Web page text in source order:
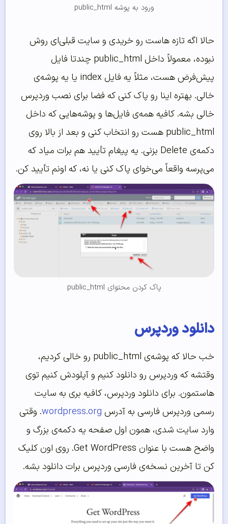
ورود به پوشه public_html
حالا اگه تازه هاست رو خریدی و سایت قبلی‌ای روش
نبوده، معمولاً داخل public_html چندتا فایل
پیش‌فرض هست، مثلاً یه فایل index یا یه پوشه‌ی
خالی. بهتره اینا رو پاک کنی که فضا برای نصب وردپرس
خالی بشه. کافیه همه‌ی فایل‌ها و پوشه‌هایی که داخل
public_html هست رو انتخاب کنی و بعد از بالا روی
دکمه‌ی Delete بزنی. یه پیغام تأیید هم برات میاد که
می‌پرسه واقعاً می‌خوای پاک کنی یا نه، که اونم تأیید کن.
پاک کردن محتوای public_html
دانلود وردپرس
خب حالا که پوشه‌ی public_html رو خالی کردیم،
وقتشه که وردپرس رو دانلود کنیم و آپلودش کنیم توی
هاستمون. برای دانلود وردپرس، کافیه بری به سایت
رسمی وردپرس فارسی به آدرس wordpress.org. وقتی
وارد سایت شدی، همون اول صفحه یه دکمه‌ی بزرگ و
واضح هست با عنوان Get WordPress. روی اون کلیک
کن تا آخرین نسخه‌ی فارسی وردپرس برات دانلود بشه.